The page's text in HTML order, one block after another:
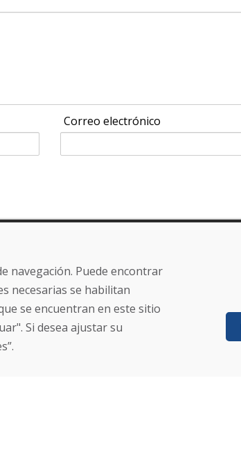
Correo electrónico
electrónica
y condiciones
y pago
DE RECLAMACIÓN
y cambio de
de privacidad
navegación. Puede encontrar
necesarias se habilitan
se encuentran en este sitio
Si desea ajustar su